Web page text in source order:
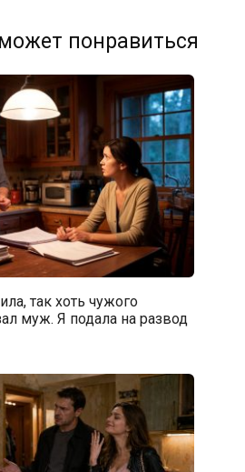
понравиться
так хоть чужого
муж. Я подала на развод